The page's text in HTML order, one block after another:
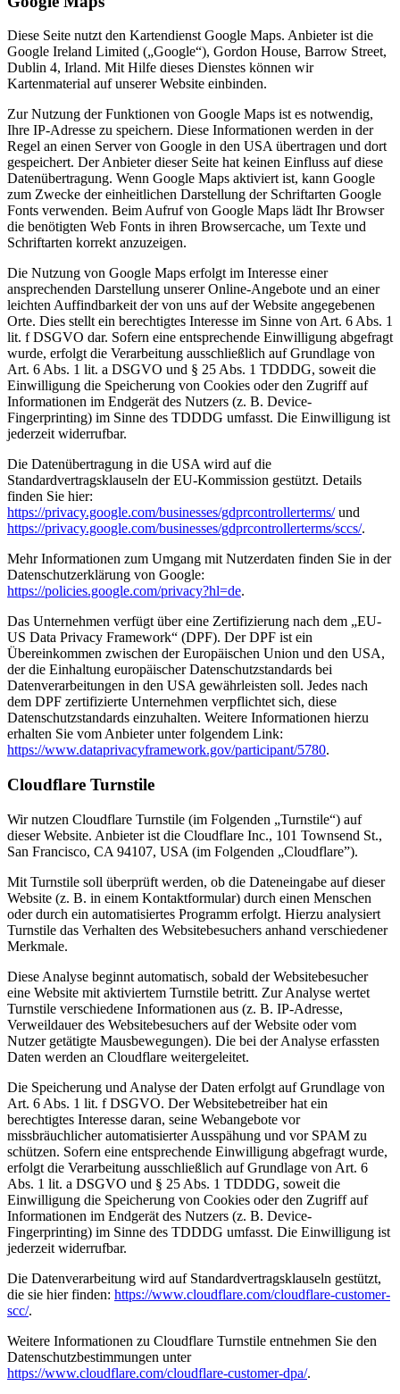
Diese Seite nutzt den Kartendienst Google Maps. Anbieter ist die
Google Ireland Limited („Google“), Gordon House, Barrow Street,
Dublin 4, Irland. Mit Hilfe dieses Dienstes können wir
Kartenmaterial auf unserer Website einbinden.
Zur Nutzung der Funktionen von Google Maps ist es notwendig,
Ihre IP-Adresse zu speichern. Diese Informationen werden in der
Regel an einen Server von Google in den USA übertragen und dort
gespeichert. Der Anbieter dieser Seite hat keinen Einfluss auf diese
Datenübertragung. Wenn Google Maps aktiviert ist, kann Google
zum Zwecke der einheitlichen Darstellung der Schriftarten Google
Fonts verwenden. Beim Aufruf von Google Maps lädt Ihr Browser
die benötigten Web Fonts in ihren Browsercache, um Texte und
Schriftarten korrekt anzuzeigen.
Die Nutzung von Google Maps erfolgt im Interesse einer
ansprechenden Darstellung unserer Online-Angebote und an einer
leichten Auffindbarkeit der von uns auf der Website angegebenen
Orte. Dies stellt ein berechtigtes Interesse im Sinne von Art. 6 Abs. 1
lit. f DSGVO dar. Sofern eine entsprechende Einwilligung abgefragt
wurde, erfolgt die Verarbeitung ausschließlich auf Grundlage von
Art. 6 Abs. 1 lit. a DSGVO und § 25 Abs. 1 TDDDG, soweit die
Einwilligung die Speicherung von Cookies oder den Zugriff auf
Informationen im Endgerät des Nutzers (z. B. Device-
Fingerprinting) im Sinne des TDDDG umfasst. Die Einwilligung ist
jederzeit widerrufbar.
Die Datenübertragung in die USA wird auf die
Standardvertragsklauseln der EU-Kommission gestützt. Details
finden Sie hier:
https://privacy.google.com/businesses/gdprcontrollerterms/und
https://privacy.google.com/businesses/gdprcontrollerterms/sccs/.
Mehr Informationen zum Umgang mit Nutzerdaten finden Sie in der
Datenschutzerklärung von Google:
https://policies.google.com/privacy?hl=de.
Das Unternehmen verfügt über eine Zertifizierung nach dem „EU-
US Data Privacy Framework“ (DPF). Der DPF ist ein
Übereinkommen zwischen der Europäischen Union und den USA,
der die Einhaltung europäischer Datenschutzstandards bei
Datenverarbeitungen in den USA gewährleisten soll. Jedes nach
dem DPF zertifizierte Unternehmen verpflichtet sich, diese
Datenschutzstandards einzuhalten. Weitere Informationen hierzu
erhalten Sie vom Anbieter unter folgendem Link:
https://www.dataprivacyframework.gov/participant/5780.
Cloudflare Turnstile
Wir nutzen Cloudflare Turnstile (im Folgenden „Turnstile“) auf
dieser Website. Anbieter ist die Cloudflare Inc., 101 Townsend St.,
San Francisco, CA 94107, USA (im Folgenden „Cloudflare”).
Mit Turnstile soll überprüft werden, ob die Dateneingabe auf dieser
Website (z. B. in einem Kontaktformular) durch einen Menschen
oder durch ein automatisiertes Programm erfolgt. Hierzu analysiert
Turnstile das Verhalten des Websitebesuchers anhand verschiedener
Merkmale.
Diese Analyse beginnt automatisch, sobald der Websitebesucher
eine Website mit aktiviertem Turnstile betritt. Zur Analyse wertet
Turnstile verschiedene Informationen aus (z. B. IP-Adresse,
Verweildauer des Websitebesuchers auf der Website oder vom
Nutzer getätigte Mausbewegungen). Die bei der Analyse erfassten
Daten werden an Cloudflare weitergeleitet.
Die Speicherung und Analyse der Daten erfolgt auf Grundlage von
Art. 6 Abs. 1 lit. f DSGVO. Der Websitebetreiber hat ein
berechtigtes Interesse daran, seine Webangebote vor
missbräuchlicher automatisierter Ausspähung und vor SPAM zu
schützen. Sofern eine entsprechende Einwilligung abgefragt wurde,
erfolgt die Verarbeitung ausschließlich auf Grundlage von Art. 6
Abs. 1 lit. a DSGVO und § 25 Abs. 1 TDDDG, soweit die
Einwilligung die Speicherung von Cookies oder den Zugriff auf
Informationen im Endgerät des Nutzers (z. B. Device-
Fingerprinting) im Sinne des TDDDG umfasst. Die Einwilligung ist
jederzeit widerrufbar.
Die Datenverarbeitung wird auf Standardvertragsklauseln gestützt,
die sie hier finden: https://www.cloudflare.com/cloudflare-customer-
scc/.
Weitere Informationen zu Cloudflare Turnstile entnehmen Sie den
Datenschutzbestimmungen unter
https://www.cloudflare.com/cloudflare-customer-dpa/.